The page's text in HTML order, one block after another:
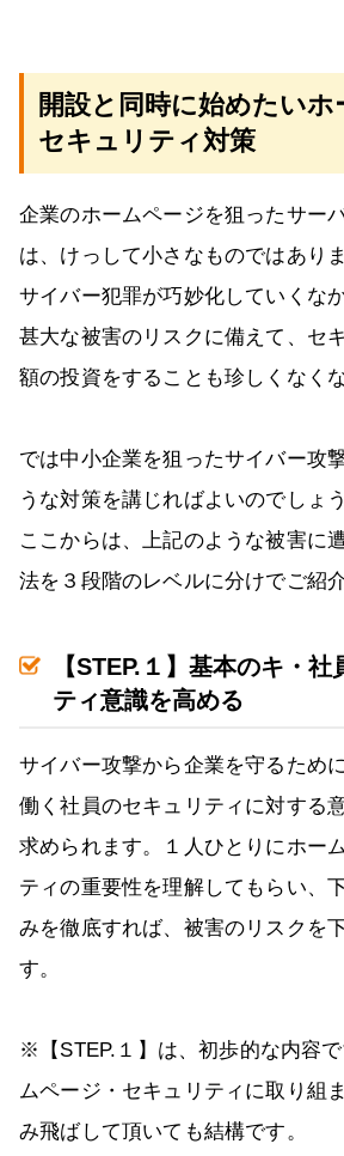
開設と同時に始めたいホ
セキュリティ対策
企業のホームページを狙ったサー
は、けっして小さなものではありま
サイバー犯罪が巧妙化していくな
甚大な被害のリスクに備えて、セ
額の投資をすることも珍しくなく
では中小企業を狙ったサイバー攻
うな対策を講じればよいのでしょう
ここからは、上記のような被害に
法を３段階のレベルに分けでご紹
【STEP.１】基本のキ・社
ティ意識を高める
サイバー攻撃から企業を守るため
働く社員のセキュリティに対する
求められます。１人ひとりにホー
ティの重要性を理解してもらい、
みを徹底すれば、被害のリスクを
す。
※【STEP.１】は、初歩的な内容
ムページ・セキュリティに取り組
み飛ばして頂いても結構です。